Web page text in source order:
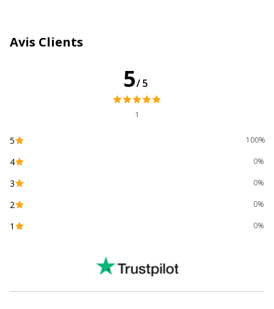
Caractéristiques générales
couleur
Données d'identification
Avis Clients
5/5
1
5 100%
4 0%
3 0%
2 0%
1 0%